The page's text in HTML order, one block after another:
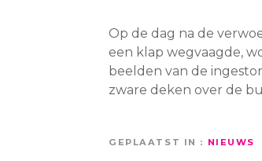
Op de dag na de
een klap wegvaagde,
beelden van de
zware deken over de
GEPLAATST IN NIEUWS